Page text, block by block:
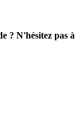
? N'hésitez pas à